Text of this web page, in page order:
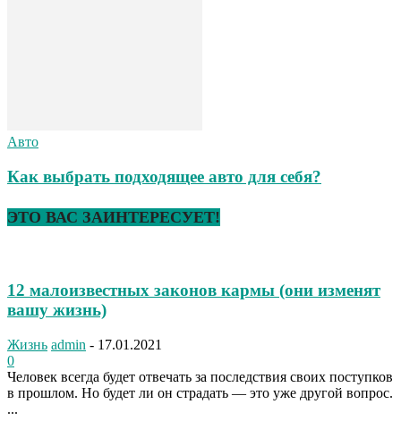
Авто
Как выбрать подходящее авто для себя?
ЭТО ВАС ЗАИНТЕРЕСУЕТ!
12 малоизвестных законов кармы (они изменят
вашу жизнь)
Жизнь admin - 17.01.2021
0
Человек всегда будет отвечать за последствия своих поступков
в прошлом. Но будет ли он страдать — это уже другой вопрос.
...